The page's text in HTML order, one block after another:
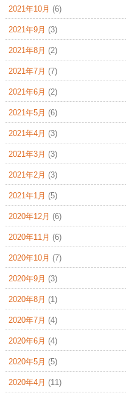
2021年10月 (6)
2021年9月 (3)
2021年8月 (2)
2021年7月 (7)
2021年6月 (2)
2021年5月 (6)
2021年4月 (3)
2021年3月 (3)
2021年2月 (3)
2021年1月 (5)
2020年12月 (6)
2020年11月 (6)
2020年10月 (7)
2020年9月 (3)
2020年8月 (1)
2020年7月 (4)
2020年6月 (4)
2020年5月 (5)
2020年4月 (11)